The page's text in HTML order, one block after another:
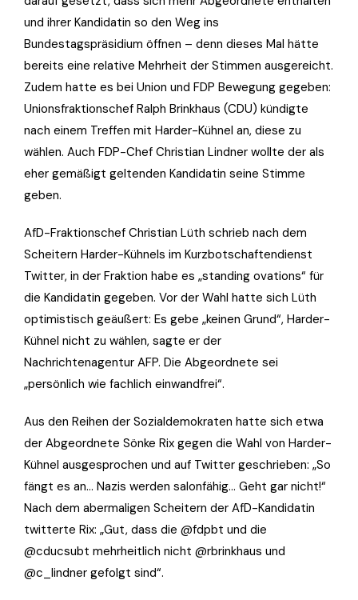
und ihrer Kandidatin so den Weg ins
Bundestagspräsidium öffnen – denn dieses Mal hätte
bereits eine relative Mehrheit der Stimmen ausgereicht.
Zudem hatte es bei Union und FDP Bewegung gegeben:
Unionsfraktionschef Ralph Brinkhaus (CDU) kündigte
nach einem Treffen mit Harder-Kühnel an, diese zu
wählen. Auch FDP-Chef Christian Lindner wollte der als
eher gemäßigt geltenden Kandidatin seine Stimme
geben.
AfD-Fraktionschef Christian Lüth schrieb nach dem
Scheitern Harder-Kühnels im Kurzbotschaftendienst
Twitter, in der Fraktion habe es „standing ovations“ für
die Kandidatin gegeben. Vor der Wahl hatte sich Lüth
optimistisch geäußert: Es gebe „keinen Grund“, Harder-
Kühnel nicht zu wählen, sagte er der
Nachrichtenagentur AFP. Die Abgeordnete sei
„persönlich wie fachlich einwandfrei“.
Aus den Reihen der Sozialdemokraten hatte sich etwa
der Abgeordnete Sönke Rix gegen die Wahl von Harder-
Kühnel ausgesprochen und auf Twitter geschrieben: „So
fängt es an… Nazis werden salonfähig… Geht gar nicht!“
Nach dem abermaligen Scheitern der AfD-Kandidatin
twitterte Rix: „Gut, dass die @fdpbt und die
@cducsubt mehrheitlich nicht @rbrinkhaus und
@c_lindner gefolgt sind“.